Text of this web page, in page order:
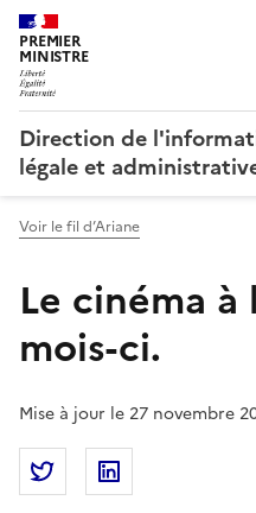
PREMIER
MINISTRE
Direction de
légale et
Voir le fil d’Ariane
Le cinéma à
mois-ci.
Mise à jour le 27 novembre
Partager la page
Partager Le